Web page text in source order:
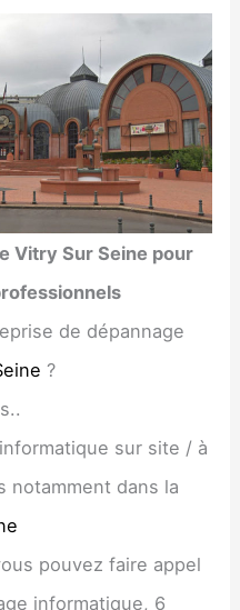
Vitry Sur Seine pour
de dépannage
?
sur site / à
notamment dans la
pouvez faire appel
informatique, 6